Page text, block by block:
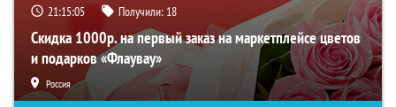
21:15:04 Получили: 18
Скидка 1000р. на первый заказ на маркетплейсе цветов
и подарков «Флаувау»
Россия